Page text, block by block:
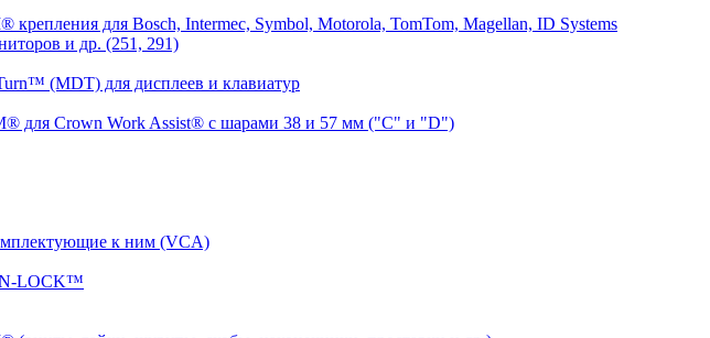
крепления для Bosch, Intermec, Symbol, Motorola, TomTom, Magellan, ID Systems
и др. (251, 291)
(MDT) для дисплеев и клавиатур
для Crown Work Assist® с шарами 38 и 57 мм ("C" и "D")
к ним (VCA)
N-LOCK™